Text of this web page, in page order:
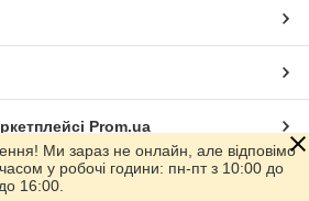
Prom.ua
Ми зараз не онлайн, але відповімо
у робочі години: пн-пт з 10:00 до
16:00.